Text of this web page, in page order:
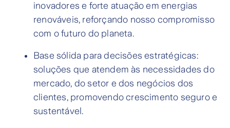
inovadores e forte atuação em energias
renováveis, reforçando nosso compromisso
com o futuro do planeta.
Base sólida para decisões estratégicas:
soluções que atendem às necessidades do
mercado, do setor e dos negócios dos
clientes, promovendo crescimento seguro e
sustentável.